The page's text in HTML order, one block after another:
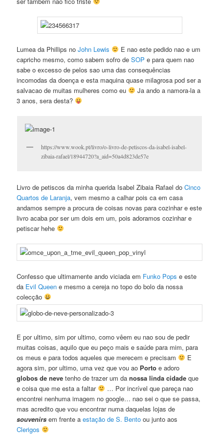
Lumea da Phillips noJohn Lewis
E nao este pedido nao e um
capricho mesmo, como sabem sofro deSOPe para quem nao
sabe o excesso de pelos sao uma das consequências
incomodas da doença e esta maquina quase milagrosa pod ser a
salvacao de muitas mulheres como eu
Ja ando a namora-la a
3 anos, sera desta?
https://www.wook.pt/livro/o-livro-de-petiscos-da-isabel-isabel-
zibaia-rafael/18944720?a_aid=50a4d823de57e
Livro de petiscos da minha querida Isabel Zibaia Rafael doCinco
Quartos de Laranja, vem mesmo a calhar pois ca em casa
andamos sempre a procura de coisas novas para cozinhar e este
livro acaba por ser um dois em um, pois adoramos cozinhar e
petiscar hehe
Confesso que ultimamente ando viciada em Funko Pops e este
da Evil Queen e mesmo a cereja no topo do bolo da nossa
colecção
E por ultimo, sim por ultimo, como vêem eu nao sou de pedir
muitas coisas, aquilo que eu peço mais e saúde para mim, para
os meus e para todos aqueles que merecem e precisam
E
agora sim, por ultimo, uma vez que vou ao Porto e adoro
globos de neve tenho de trazer um danossa linda cidade que
e coisa que me esta a faltar
… Por incrível que pareça nao
encontrei nenhuma imagem no google… nao sei o que se passa,
mas acredito que vou encontrar numa daquelas lojas de
souvenirs em frente aestação de S. Bento ou junto aos
Clerigos